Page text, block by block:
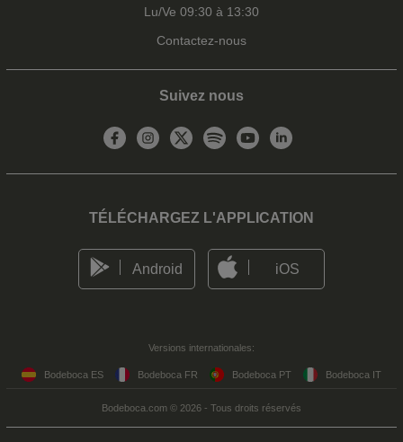
Lu/Ve 09:30 à 13:30
Contactez-nous
Suivez nous
TÉLÉCHARGEZ L'APPLICATION
Android iOS
Versions internationales:
Bodeboca ES Bodeboca FR Bodeboca PT Bodeboca IT
Bodeboca.com © 2026 - Tous droits réservés